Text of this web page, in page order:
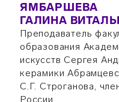
ЯМБАРШЕВА
ГАЛИНА
Преподаватель
образования
искусств Сергея
керамики
С.Г. Строганова,
России